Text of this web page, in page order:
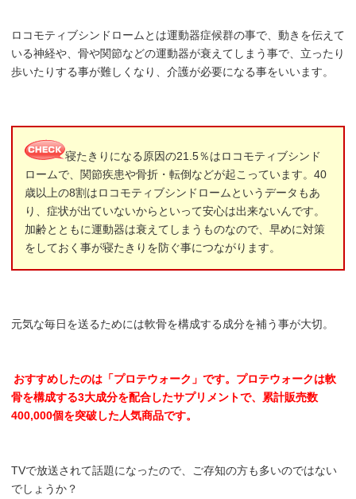
ロコモティブシンドロームとは運動器症候群の事で、動きを伝えて
いる神経や、骨や関節などの運動器が衰えてしまう事で、立ったり
歩いたりする事が難しくなり、介護が必要になる事をいいます。
寝たきりになる原因の21.5％はロコモティブシンド
ロームで、関節疾患や骨折・転倒などが起こっています。40
歳以上の8割はロコモティブシンドロームというデータもあ
り、症状が出ていないからといって安心は出来ないんです。
加齢とともに運動器は衰えてしまうものなので、早めに対策
をしておく事が寝たきりを防ぐ事につながります。
元気な毎日を送るためには軟骨を構成する成分を補う事が大切。
おすすめしたのは「プロテウォーク」です。プロテウォークは軟
骨を構成する3大成分を配合したサプリメントで、累計販売数
400,000個を突破した人気商品です。
TVで放送されて話題になったので、ご存知の方も多いのではない
でしょうか？